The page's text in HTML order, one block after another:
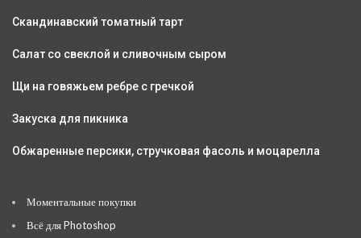
Скандинавский томатный тарт
Салат со свеклой и сливочным сыром
Щи на говяжьем ребре с гречкой
Закуска для пикника
Обжаренные персики, стручковая фасоль и моцарелла
Моментальные покупки
Всё для Photoshop